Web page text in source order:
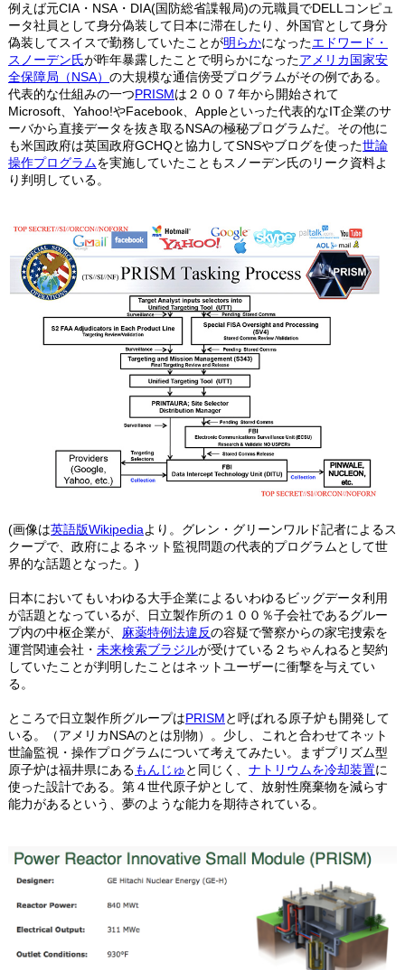
例えば元CIA・NSA・DIA(国防総省諜報局)の元職員でDELLコンピュ
ータ社員として身分偽装して日本に滞在したり、外国官として身分
偽装してスイスで勤務していたことが明らかになったエドワード・
スノーデン氏が昨年暴露したことで明らかになったアメリカ国家安
全保障局（NSA） の大規模な通信傍受プログラムがその例である。
代表的な仕組みの一つPRISMは２００７年から開始されて
Microsoft、Yahoo!やFacebook、Appleといった代表的なIT企業のサ
ーバから直接データを抜き取るNSAの極秘プログラムだ。その他に
も米国政府は英国政府GCHQと協力してSNSやブログを使った世論
操作プログラムを実施していたこともスノーデン氏のリーク資料よ
り判明している。
(画像は英語版Wikipediaより。グレン・グリーンワルド記者によるス
クープで、政府によるネット監視問題の代表的プログラムとして世
界的な話題となった。)
日本においてもいわゆる大手企業によるいわゆるビッグデータ利用
が話題となっているが、日立製作所の１００％子会社であるグルー
プ内の中枢企業が、 麻薬特例法違反の容疑で警察からの家宅捜索を
運営関連会社・ 未来検索ブラジルが受けている２ちゃんねると契約
していたことが判明したことはネットユーザーに衝撃を与えてい
る。
ところで日立製作所グループはPRISMと呼ばれる原子炉も開発して
いる。（アメリカNSAのとは別物）。少し、これと合わせてネット
世論監視・操作プログラムについて考えてみたい。まずプリズム型
原子炉は福井県にあるもんじゅ と同じく、 ナトリウムを冷却装置に
使った設計である。第４世代原子炉として、放射性廃棄物を減らす
能力があるという、夢のような能力を期待されている。